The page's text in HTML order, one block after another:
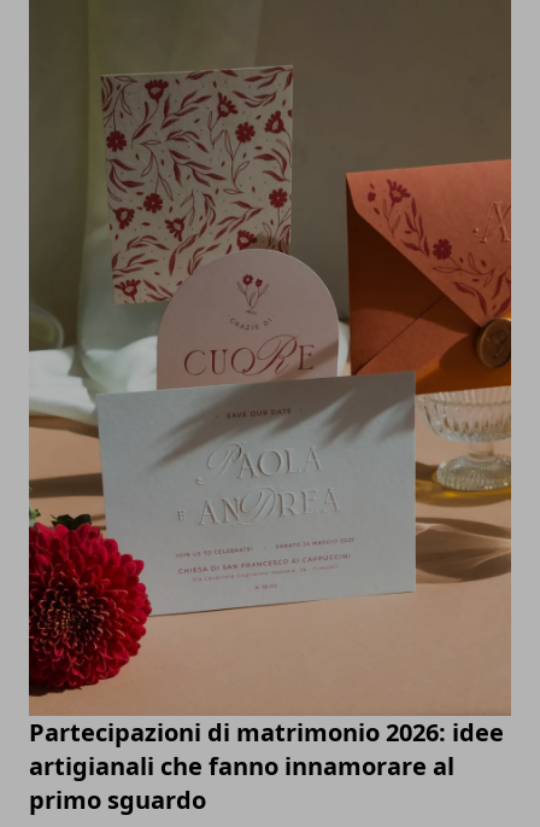
Partecipazioni di matrimonio 2026: idee
artigianali che fanno innamorare al
primo sguardo